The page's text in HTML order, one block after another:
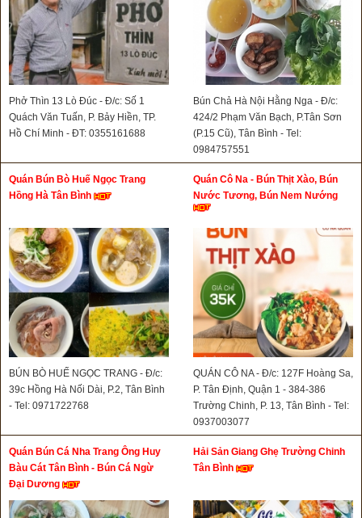
Phở Thìn 13 Lò Đúc - Đ/c: Số 1
Quách Văn Tuấn, P. Bảy Hiền, TP.
Hồ Chí Minh - ĐT: 0355161688
Bún Chả Hà Nội Hằng Nga - Đ/c:
424/2 Phạm Văn Bạch, P.Tân Sơn
(P.15 Cũ), Tân Bình - Tel:
0984757551
Quán Bún Bò Huế Ngọc Trang
Hồng Hà Tân Bình
BÚN BÒ HUẾ NGỌC TRANG - Đ/c:
39c Hồng Hà Nối Dài, P.2, Tân Bình
- Tel: 0971722768
Quán Cô Na - Bún Thịt Xào, Bún
Nước Tương, Bún Nem Nướng
QUÁN CÔ NA - Đ/c: 127F Hoàng Sa,
P. Tân Định, Quận 1 - 384-386
Trường Chinh, P. 13, Tân Bình - Tel:
0937003077
Quán Bún Cá Nha Trang Ông Huy
Bàu Cát Tân Bình - Bún Cá Ngừ
Đại Dương
Hải Sản Giang Ghẹ Trường Chinh
Tân Bình